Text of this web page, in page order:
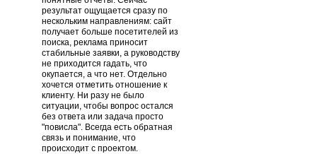
результат ощущается сразу по
нескольким направлениям: сайт
получает больше посетителей из
поиска, реклама приносит
стабильные заявки, а руководству
не приходится гадать, что
окупается, а что нет. Отдельно
хочется отметить отношение к
клиенту. Ни разу не было
ситуации, чтобы вопрос остался
без ответа или задача просто
"повисла". Всегда есть обратная
связь и понимание, что
происходит с проектом.